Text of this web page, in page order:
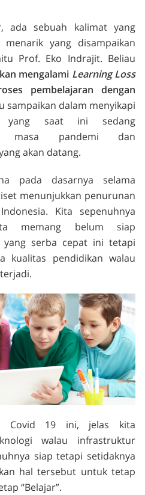
ada sebuah kalimat yang
yang disampaikan
Prof. Eko Indrajit. Beliau
mengalami Learning Loss
pembelajaran dengan
sampaikan dalam menyikapi
yang saat ini sedang
masa pandemi dan
akan datang.
pada dasarnya selama
menunjukkan penurunan
Kita sepenuhnya
memang belum siap
yang serba cepat ini tetapi
kualitas pendidikan walau
Covid 19 ini, jelas kita
walau infrastruktur
siap tetapi setidaknya
hal tersebut untuk tetap
“Belajar”.